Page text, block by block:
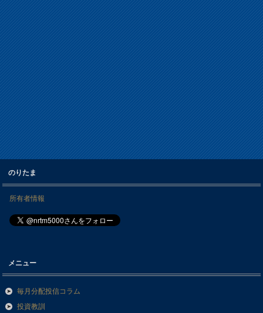
のりたま
所有者情報
メニュー
毎月分配投信コラム
投資教訓